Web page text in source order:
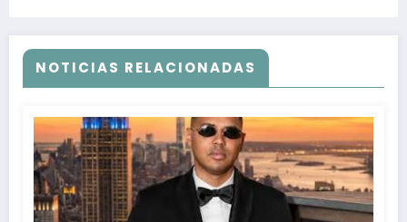
NOTICIAS RELACIONADAS